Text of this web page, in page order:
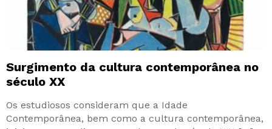
Surgimento da cultura contemporânea no
século XX
Os estudiosos consideram que a Idade
Contemporânea, bem como a cultura contemporânea,